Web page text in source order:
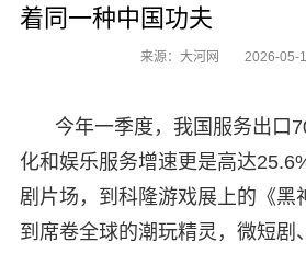
着同一种中国功夫
来源：大河网 2026-05-
今年一季度，我国服务出口
化和娱乐服务增速更是高达
剧片场，到科隆游戏展上的《黑
到席卷全球的潮玩精灵，微短剧